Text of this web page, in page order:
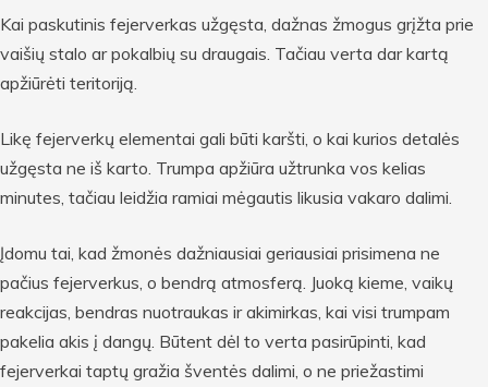
Kai paskutinis fejerverkas užgęsta, dažnas žmogus grįžta prie
vaišių stalo ar pokalbių su draugais. Tačiau verta dar kartą
apžiūrėti teritoriją.
Likę fejerverkų elementai gali būti karšti, o kai kurios detalės
užgęsta ne iš karto. Trumpa apžiūra užtrunka vos kelias
minutes, tačiau leidžia ramiai mėgautis likusia vakaro dalimi.
Įdomu tai, kad žmonės dažniausiai geriausiai prisimena ne
pačius fejerverkus, o bendrą atmosferą. Juoką kieme, vaikų
reakcijas, bendras nuotraukas ir akimirkas, kai visi trumpam
pakelia akis į dangų. Būtent dėl to verta pasirūpinti, kad
fejerverkai taptų gražia šventės dalimi, o ne priežastimi